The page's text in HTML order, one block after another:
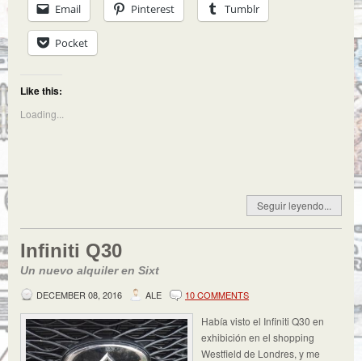
Email Pinterest Tumblr
Pocket
Like this:
Loading...
Seguir leyendo...
Infiniti Q30
Un nuevo alquiler en Sixt
DECEMBER 08, 2016
ALE 10 COMMENTS
Había visto el Infiniti Q30 en
exhibición en el shopping
Westfield de Londres, y me